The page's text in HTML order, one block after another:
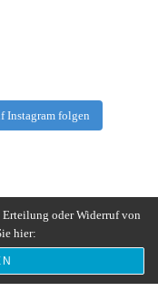
Instagram folgen
oder Widerruf von
hier: